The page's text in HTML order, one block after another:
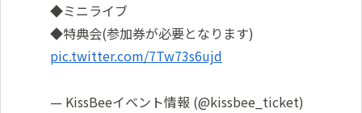
◆ミニライブ
◆特典会(参加券が必要となります)
pic.twitter.com/7Tw73s6ujd
— KissBeeイベント情報 (@kissbee_ticket)